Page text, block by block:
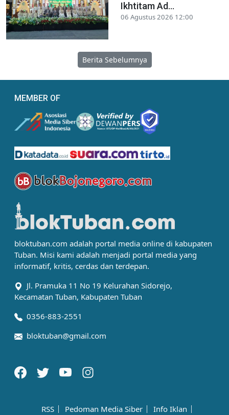
Ikhtitam Ad...
06 Agustus 2026 12:00
Berita Sebelumnya
MEMBER OF
bloktuban.com adalah portal media online di kabupaten
Tuban. Misi kami adalah menjadi portal media yang
informatif, kritis, cerdas dan terdepan.
Jl. Pramuka 11 No 19 Kelurahan Sidorejo,
Kecamatan Tuban, Kabupaten Tuban
0356-883-2551
bloktuban@gmail.com
RSS Pedoman Media Siber
Info Iklan